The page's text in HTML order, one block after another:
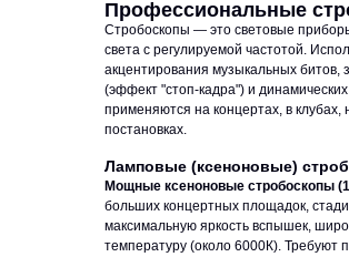
Профессиональные
Стробоскопы — это световые
света с регулируемой частотой.
акцентирования музыкальных битов,
(эффект "стоп-кадра") и
применяются на концертах, в клубах,
постановках.
Ламповые (ксеноновые)
Мощные ксеноновые стробоскопы
больших концертных площадок,
максимальную яркость вспышек,
температуру (около 6000К). Требуют